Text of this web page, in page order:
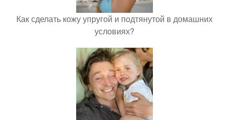
Как сделать кожу упругой и подтянутой в домашних
условиях?